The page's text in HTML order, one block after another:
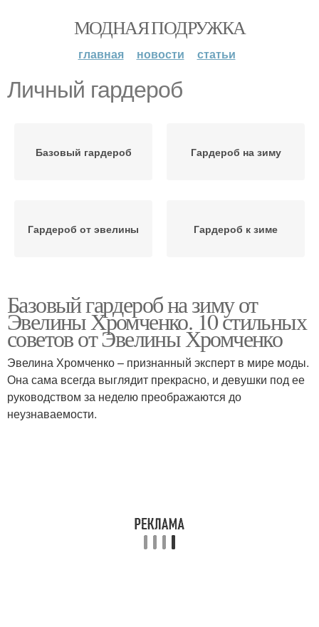
МОДНАЯ ПОДРУЖКА
главная новости статьи
Личный гардероб
Базовый гардероб Гардероб на зиму
Гардероб от эвелины Гардероб к зиме
Базовый гардероб на зиму от
Эвелины Хромченко. 10 стильных
советов от Эвелины Хромченко
Эвелина Хромченко – признанный эксперт в мире моды.
Она сама всегда выглядит прекрасно, и девушки под ее
руководством за неделю преображаются до
неузнаваемости.